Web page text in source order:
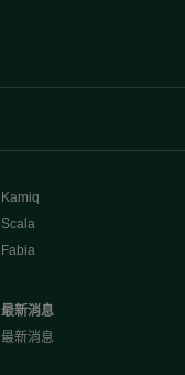
Kamiq
Scala
Fabia
最新消息
最新消息